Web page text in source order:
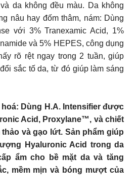
da không đều màu. Da không
nâu hay đốm thâm, nám: Dùng
với 3% Tranexamic Acid, 1%
và 5% HEPES, công dụng
rõ rệt ngay trong 2 tuần, giúp
sắc tố da, từ đó giúp làm sáng
hoá: Dùng H.A. Intensifier được
Acid, Proxylane™, và chiết
và gạo lứt. Sản phẩm giúp
Hyaluronic Acid trong da
ẩm cho bề mặt da và tăng
mềm mịn và bóng mượt của